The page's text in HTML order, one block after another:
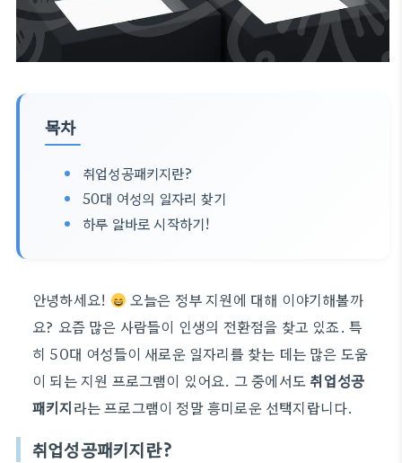
목차
취업성공패키지란?
50대 여성의 일자리 찾기
하루 알바로 시작하기!
안녕하세요!
오늘은 정부 지원에 대해 이야기해볼까
요? 요즘 많은 사람들이 인생의 전환점을 찾고 있죠. 특
히 50대 여성들이 새로운 일자리를 찾는 데는 많은 도움
이 되는 지원 프로그램이 있어요. 그 중에서도 취업성공
패키지라는 프로그램이 정말 흥미로운 선택지랍니다.
취업성공패키지란?